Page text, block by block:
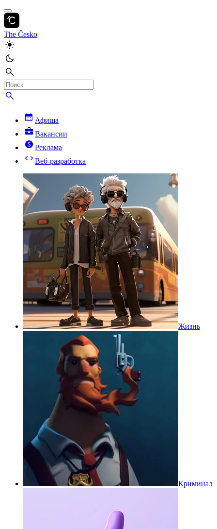
The Česko
Афиша
Вакансии
Реклама
Веб-разработка
Жизнь
Криминал